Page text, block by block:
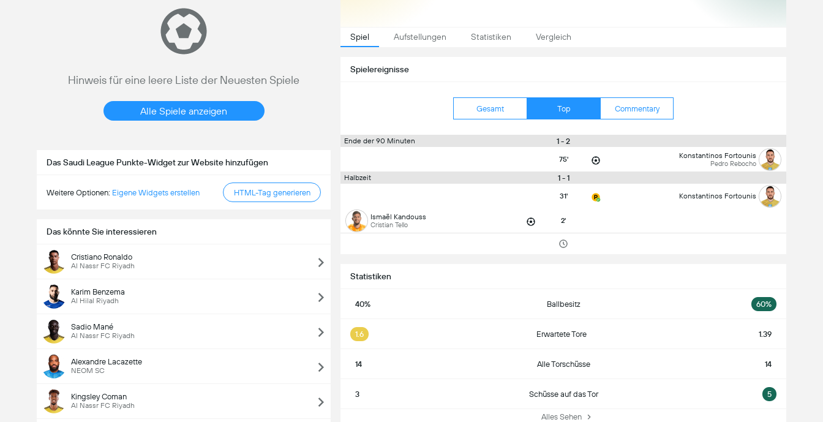
Hinweis für eine leere Liste der Neuesten Spiele
Alle Spiele anzeigen
Das Saudi League Punkte-Widget zur Website hinzufügen
Weitere Optionen: Eigene Widgets erstellen HTML-Tag generieren
Das könnte Sie interessieren
Cristiano Ronaldo
Al Nassr FC Riyadh
Karim Benzema
Al Hilal Riyadh
Sadio Mané
Al Nassr FC Riyadh
Alexandre Lacazette
NEOM SC
Kingsley Coman
Al Nassr FC Riyadh
Spiel Aufstellungen Statistiken Vergleich
Spielereignisse
Gesamt Top Commentary
Ende der 90 Minuten 1 - 2
75' Konstantinos Fortounis
Pedro Rebocho
Halbzeit 1 - 1
31' Konstantinos Fortounis
Ismaël Kandouss
Cristian Tello 2'
Statistiken
40% Ballbesitz 60%
1.6 Erwartete Tore 1.39
14 Alle Torschüsse 14
3 Schüsse auf das Tor 5
Alles Sehen